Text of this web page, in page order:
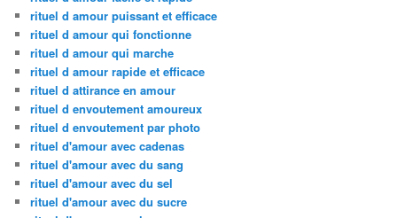
rituel d amour puissant et efficace
rituel d amour qui fonctionne
rituel d amour qui marche
rituel d amour rapide et efficace
rituel d attirance en amour
rituel d envoutement amoureux
rituel d envoutement par photo
rituel d'amour avec cadenas
rituel d'amour avec du sang
rituel d'amour avec du sel
rituel d'amour avec du sucre